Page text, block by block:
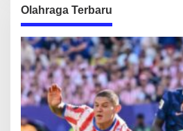
Olahraga Terbaru